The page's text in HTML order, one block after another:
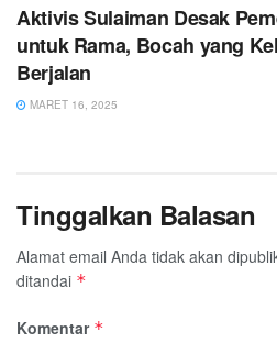
Aktivis Sulaiman Desak
untuk Rama, Bocah yang
Berjalan
MARET 16, 2025
Tinggalkan Balasan
Alamat email Anda tidak akan
ditandai *
Komentar *